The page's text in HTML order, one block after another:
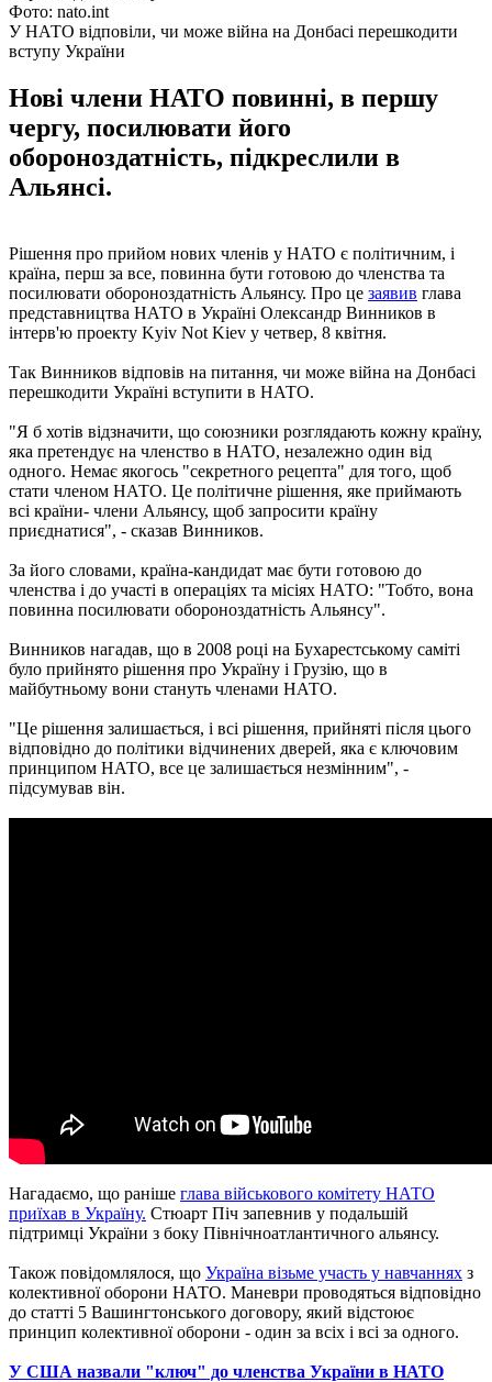
Фото: nato.int
У НАТО відповіли, чи може війна на Донбасі перешкодити
вступу України
Нові члени НАТО повинні, в першу
чергу, посилювати його
обороноздатність, підкреслили в
Альянсі.
Рішення про прийом нових членів у НАТО є політичним, і
країна, перш за все, повинна бути готовою до членства та
посилювати обороноздатність Альянсу. Про це заявив глава
представництва НАТО в Україні Олександр Винников в
інтерв'ю проекту Kyiv Not Kiev у четвер, 8 квітня.
Так Винников відповів на питання, чи може війна на Донбасі
перешкодити Україні вступити в НАТО.
"Я б хотів відзначити, що союзники розглядають кожну країну,
яка претендує на членство в НАТО, незалежно один від
одного. Немає якогось "секретного рецепта" для того, щоб
стати членом НАТО. Це політичне рішення, яке приймають
всі країни- члени Альянсу, щоб запросити країну
приєднатися", - сказав Винников.
За його словами, країна-кандидат має бути готовою до
членства і до участі в операціях та місіях НАТО: "Тобто, вона
повинна посилювати обороноздатність Альянсу".
Винников нагадав, що в 2008 році на Бухарестському саміті
було прийнято рішення про Україну і Грузію, що в
майбутньому вони стануть членами НАТО.
"Це рішення залишається, і всі рішення, прийняті після цього
відповідно до політики відчинених дверей, яка є ключовим
принципом НАТО, все це залишається незмінним", -
підсумував він.
Нагадаємо, що раніше глава військового комітету НАТО
приїхав в Україну. Стюарт Піч запевнив у подальшій
підтримці України з боку Північноатлантичного альянсу.
Також повідомлялося, що Україна візьме участь у навчаннях з
колективної оборони НАТО. Маневри проводяться відповідно
до статті 5 Вашингтонського договору, який відстоює
принцип колективної оборони - один за всіх і всі за одного.
У США назвали "ключ" до членства України в НАТО